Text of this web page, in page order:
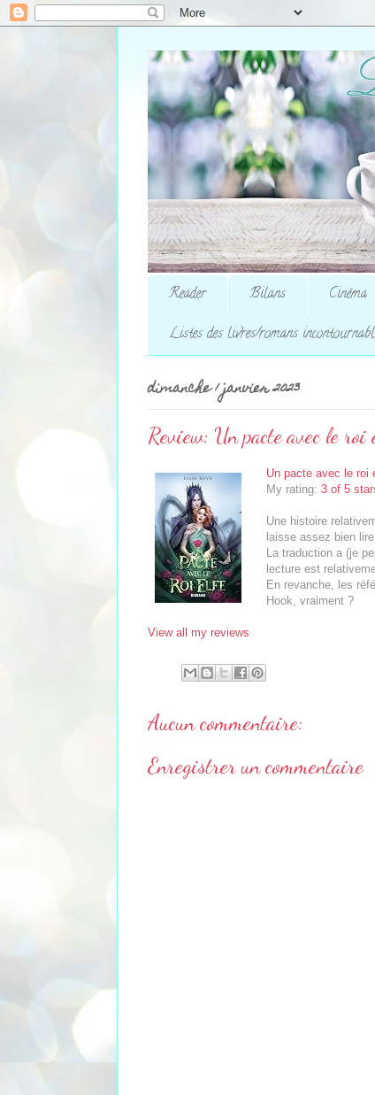
Reader Bilans Cinéma
Listes des livres/romans
dimanche 1 janvier 2023
Review: Un pacte avec le roi
Un pacte avec le roi
My rating: 3 of 5
Une histoire
laisse assez bien
La traduction a (je
lecture est
En revanche, les
Hook, vraiment ?
View all my reviews
Aucun commentaire:
Enregistrer un commentaire